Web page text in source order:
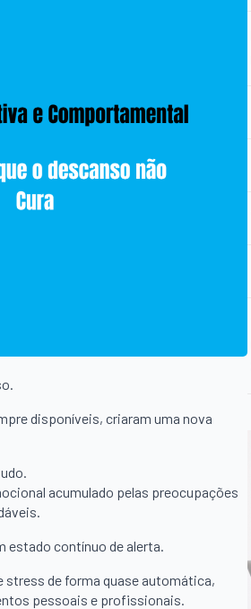
disponíveis, criaram uma nova
acumulado pelas preocupações
estado contínuo de alerta.
stress de forma quase automática,
pessoais e profissionais.